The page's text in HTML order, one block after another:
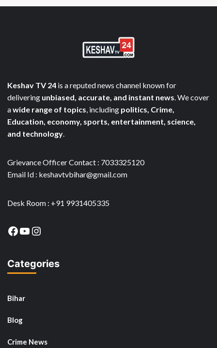
Keshav TV 24 is a reputed news channel known for
delivering unbiased, accurate, and instant news . We cover
awide range of topics , including politics, Crime,
Education, economy, sports, entertainment, science,
and technology
Grievance Officer Contact : 7033325120
Email Id : keshavtvbihar@gmail.com
Desk Room : +91 9931405335
Facebook
YouTube
Instagram
Categories
Bihar
Blog
Crime News